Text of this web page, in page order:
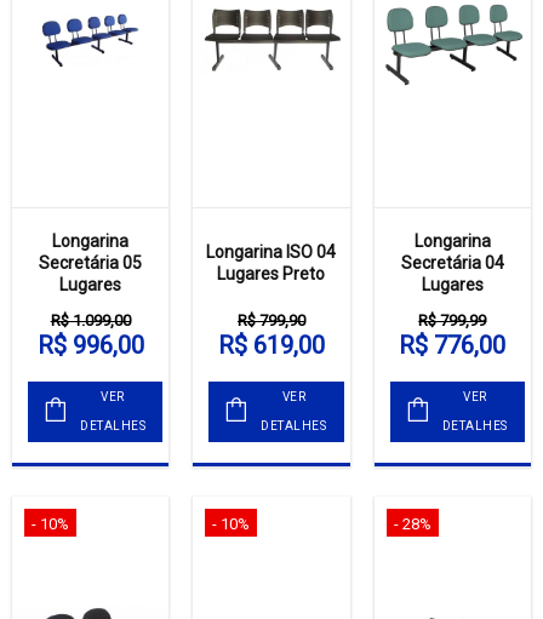
Longarina
Secretária 05
Lugares
R$ 1.099,00
R$ 996,00
VER
DETALHES
Longarina ISO 04
Lugares Preto
R$ 799,90
R$ 619,00
VER
DETALHES
Longarina
Secretária 04
Lugares
R$ 799,99
R$ 776,00
VER
DETALHES
- 10% - 10% - 28%